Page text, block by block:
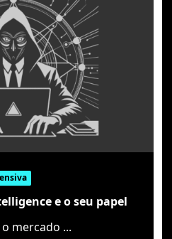
e o seu papel
mercado ...